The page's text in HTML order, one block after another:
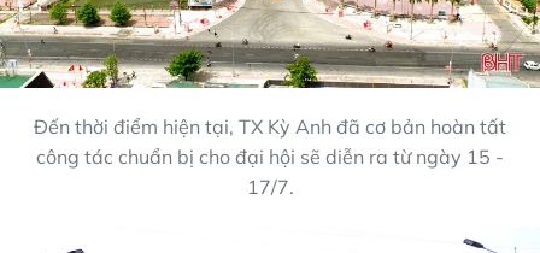
Đến thời điểm hiện tại, TX Kỳ Anh đã cơ bản hoàn tất
công tác chuẩn bị cho đại hội sẽ diễn ra từ ngày 15 -
17/7.